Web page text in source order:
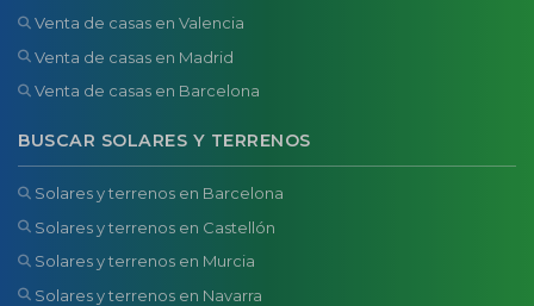
Venta de casas en Valencia
Venta de casas en Madrid
Venta de casas en Barcelona
BUSCAR SOLARES Y TERRENOS
Solares y terrenos en Barcelona
Solares y terrenos en Castellón
Solares y terrenos en Murcia
Solares y terrenos en Navarra